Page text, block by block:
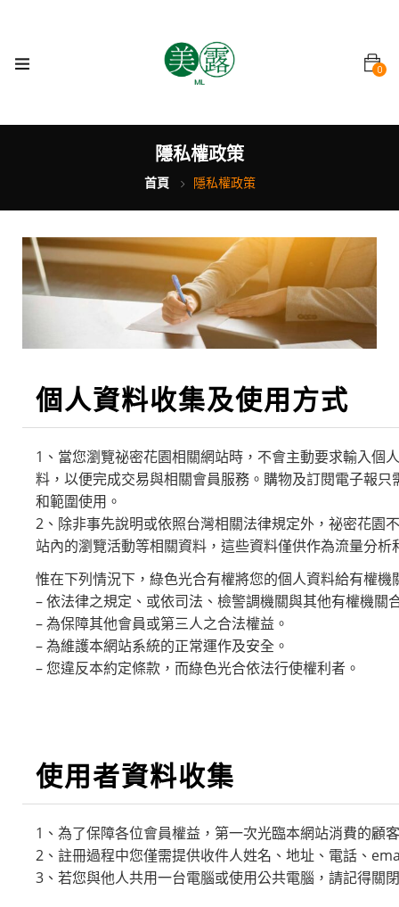
0
隱私權政策
首頁 隱私權政策
個人資料收集及使用方式
1、當您瀏覽祕密花園相關網站時，不會主動要求輸入個
料，以便完成交易與相關會員服務。購物及訂閱電子報
和範圍使用。
2、除非事先說明或依照台灣相關法律規定外，祕密花園
站內的瀏覽活動等相關資料，這些資料僅供作為流量分
惟在下列情況下，綠色光合有權將您的個人資料給有權
– 依法律之規定、或依司法、檢警調機關與其他有權機關
– 為保障其他會員或第三人之合法權益。
– 為維護本網站系統的正常運作及安全。
– 您違反本約定條款，而綠色光合依法行使權利者。
使用者資料收集
1、為了保障各位會員權益，第一次光臨本網站消費的顧
2、註冊過程中您僅需提供收件人姓名、地址、電話、
3、若您與他人共用一台電腦或使用公共電腦，請記得關